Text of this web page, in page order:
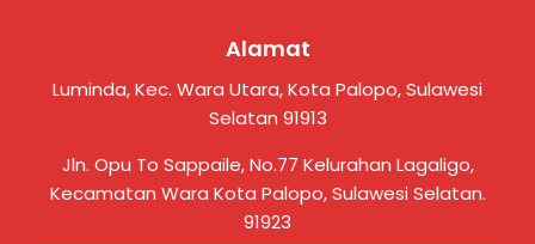
Alamat
Luminda, Kec. Wara Utara, Kota Palopo, Sulawesi
Selatan 91913
Jln. Opu To Sappaile, No.77 Kelurahan Lagaligo,
Kecamatan Wara Kota Palopo, Sulawesi Selatan.
91923